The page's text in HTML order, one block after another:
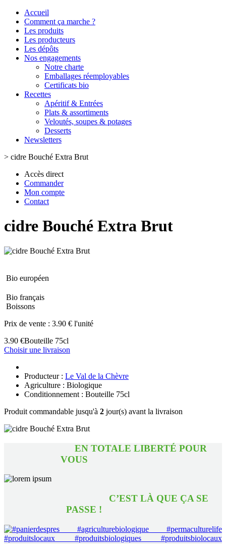
Accueil
Comment ça marche ?
Les produits
Les producteurs
Les dépôts
Nos engagements
Notre charte
Emballages réemployables
Certificats bio
Recettes
Apéritif & Entrées
Plats & assortiments
Veloutés, soupes & potages
Desserts
Newsletters
> cidre Bouché Extra Brut
Accès direct
Commander
Mon compte
Contact
cidre Bouché Extra Brut
Bio européen
Bio français
Boissons
Prix de vente : 3.90 € l'unité
3.90 €Bouteille 75cl
Choisir une livraison
Producteur : Le Val de la Chèvre
Agriculture : Biologique
Conditionnement : Bouteille 75cl
Produit commandable jusqu'à 2 jour(s) avant la livraison
EN TOTALE LIBERTÉ POUR
VOUS
C’EST LÀ QUE ÇA SE
PASSE !